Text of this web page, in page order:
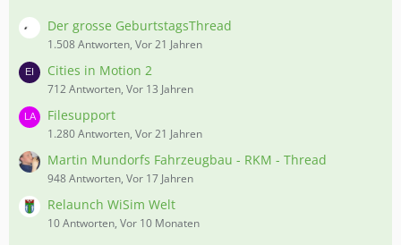
Der grosse GeburtstagsThread
1.508 Antworten, Vor 21 Jahren
Cities in Motion 2
712 Antworten, Vor 13 Jahren
Filesupport
1.280 Antworten, Vor 21 Jahren
Martin Mundorfs Fahrzeugbau - RKM - Thread
948 Antworten, Vor 17 Jahren
Relaunch WiSim Welt
10 Antworten, Vor 10 Monaten